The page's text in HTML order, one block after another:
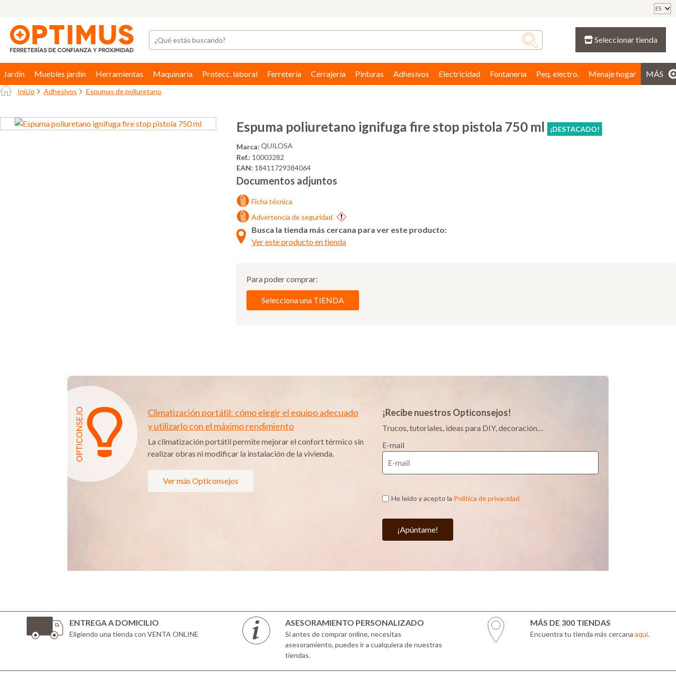
ES
Seleccionar tienda
Jardín Muebles jardín Herramientas Maquinaria Protecc. laboral Ferretería Cerrajería Pinturas Adhesivos Electricidad Fontanería Peq. electro. Menaje hogar MÁS
Inicio Adhesivos Espumas de poliuretano
Espuma poliuretano ignifuga fire stop pistola 750 ml ¡DESTACADO!
Marca: QUILOSA
Ref.: 10003282
EAN: 18411729384064
Documentos adjuntos
Ficha técnica
Advertencia de seguridad
Busca la tienda más cercana para ver este producto:
Ver este producto en tienda
Para poder comprar:
Selecciona una TIENDA
Climatización portátil: cómo elegir el equipo adecuado
y utilizarlo con el máximo rendimiento
La climatización portátil permite mejorar el confort térmico sin
realizar obras ni modificar la instalación de la vivienda.
Ver más Opticonsejos
¡Recibe nuestros Opticonsejos!
Trucos, tutoriales, ideas para DIY, decoración…
E-mail
He leído y acepto la Política de privacidad
¡Apúntame!
ENTREGA A DOMICILIO
Eligiendo una tienda con VENTA ONLINE
ASESORAMIENTO PERSONALIZADO
Si antes de comprar online, necesitas
asesoramiento, puedes ir a cualquiera de nuestras
tiendas.
MÁS DE 300 TIENDAS
Encuentra tu tienda más cercana aquí.